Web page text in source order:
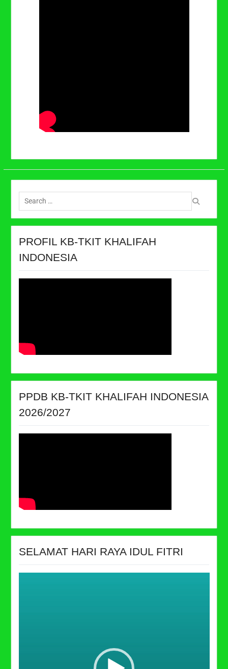
Search
for:
PROFIL KB-TKIT KHALIFAH
INDONESIA
PPDB KB-TKIT KHALIFAH INDONESIA
2026/2027
SELAMAT HARI RAYA IDUL FITRI